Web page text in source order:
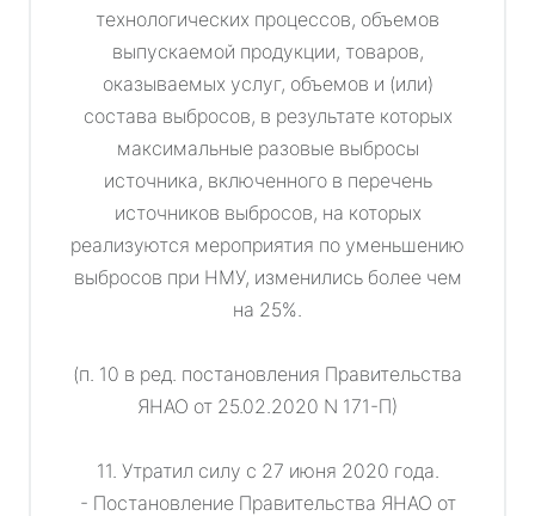
технологических процессов, объемов
выпускаемой продукции, товаров,
оказываемых услуг, объемов и (или)
состава выбросов, в результате которых
максимальные разовые выбросы
источника, включенного в перечень
источников выбросов, на которых
реализуются мероприятия по уменьшению
выбросов при НМУ, изменились более чем
на 25%.
(п. 10 в ред. постановления Правительства
ЯНАО от 25.02.2020 N 171-П)
11. Утратил силу с 27 июня 2020 года.
- Постановление Правительства ЯНАО от